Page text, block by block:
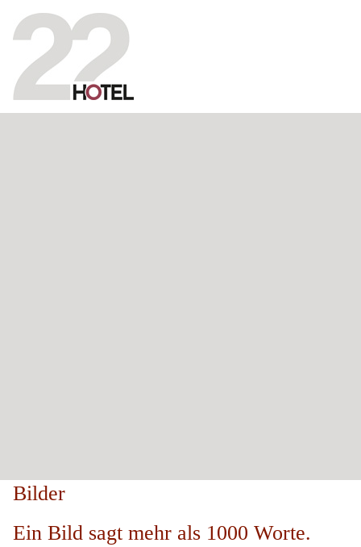
Bilder
Ein Bild sagt mehr als 1000 Worte.